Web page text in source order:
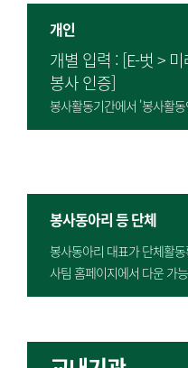
개인
개별 입력 : [E-벗 >
봉사 인증]
봉사활동기간에서 '봉사활
봉사동아리 등 단체
봉사동아리 대표가 단체활
사팀 홈페이지에서 다운 가